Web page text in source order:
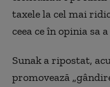
taxele la cel mai
ceea ce în opinia sa
Sunak a ripostat,
promovează „